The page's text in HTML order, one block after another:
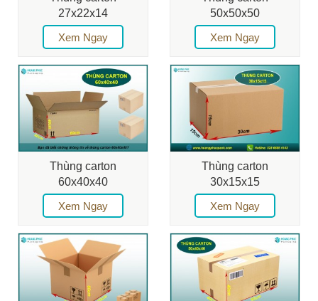
27x22x14
Xem Ngay
50x50x50
Xem Ngay
Thùng carton
60x40x40
Xem Ngay
Thùng carton
30x15x15
Xem Ngay